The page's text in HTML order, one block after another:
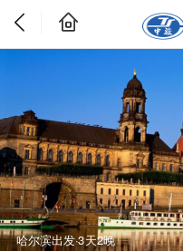
哈尔滨出发·3天2晚